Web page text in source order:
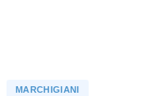
MARCHIGIANI